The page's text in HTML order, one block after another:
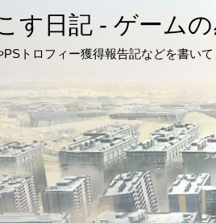
す日記 - ゲーム
トロフィー獲得報告記などを書い